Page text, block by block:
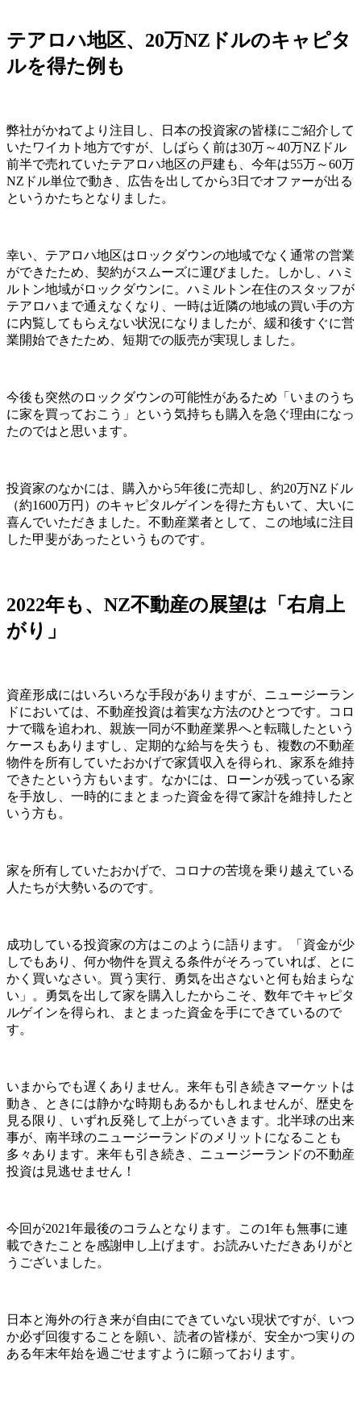
テアロハ地区、20万NZドルのキャピタ
ルを得た例も
弊社がかねてより注目し、日本の投資家の皆様にご紹介して
いたワイカト地方ですが、しばらく前は30万～40万NZドル
前半で売れていたテアロハ地区の戸建も、今年は55万～60万
NZドル単位で動き、広告を出してから3日でオファーが出る
というかたちとなりました。
幸い、テアロハ地区はロックダウンの地域でなく通常の営業
ができたため、契約がスムーズに運びました。しかし、ハミ
ルトン地域がロックダウンに。ハミルトン在住のスタッフが
テアロハまで通えなくなり、一時は近隣の地域の買い手の方
に内覧してもらえない状況になりましたが、緩和後すぐに営
業開始できたため、短期での販売が実現しました。
今後も突然のロックダウンの可能性があるため「いまのうち
に家を買っておこう」という気持ちも購入を急ぐ理由になっ
たのではと思います。
投資家のなかには、購入から5年後に売却し、約20万NZドル
（約1600万円）のキャピタルゲインを得た方もいて、大いに
喜んでいただきました。不動産業者として、この地域に注目
した甲斐があったというものです。
2022年も、NZ不動産の展望は「右肩上
がり」
資産形成にはいろいろな手段がありますが、ニュージーラン
ドにおいては、不動産投資は着実な方法のひとつです。コロ
ナで職を追われ、親族一同が不動産業界へと転職したという
ケースもありますし、定期的な給与を失うも、複数の不動産
物件を所有していたおかげで家賃収入を得られ、家系を維持
できたという方もいます。なかには、ローンが残っている家
を手放し、一時的にまとまった資金を得て家計を維持したと
いう方も。
家を所有していたおかげで、コロナの苦境を乗り越えている
人たちが大勢いるのです。
成功している投資家の方はこのように語ります。「資金が少
しでもあり、何か物件を買える条件がそろっていれば、とに
かく買いなさい。買う実行、勇気を出さないと何も始まらな
い」。勇気を出して家を購入したからこそ、数年でキャピタ
ルゲインを得られ、まとまった資金を手にできているので
す。
いまからでも遅くありません。来年も引き続きマーケットは
動き、ときには静かな時期もあるかもしれませんが、歴史を
見る限り、いずれ反発して上がっていきます。北半球の出来
事が、南半球のニュージーランドのメリットになることも
多々あります。来年も引き続き、ニュージーランドの不動産
投資は見逃せません！
今回が2021年最後のコラムとなります。この1年も無事に連
載できたことを感謝申し上げます。お読みいただきありがと
うございました。
日本と海外の行き来が自由にできていない現状ですが、いつ
か必ず回復することを願い、読者の皆様が、安全かつ実りの
ある年末年始を過ごせますように願っております。